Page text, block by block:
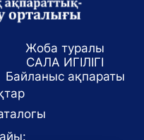
Жоба туралы
САЛА ИГІЛІГІ
Байланыс ақпараты